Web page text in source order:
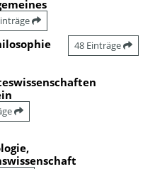
48 Einträge